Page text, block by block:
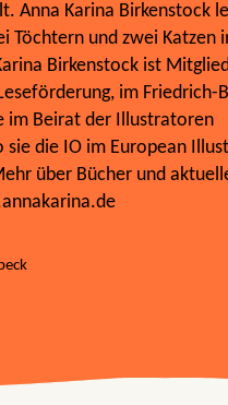
Anna Karina Birkenstock
Töchtern und zwei Katzen
Birkenstock ist
im Friedrich-
im Beirat der Illustratoren
sie die IO im European
über Bücher und